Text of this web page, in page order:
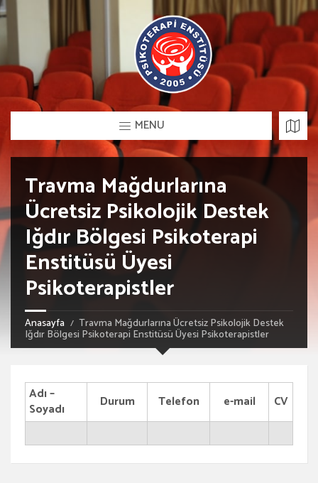
MENU
Travma Mağdurlarına
Ücretsiz Psikolojik Destek
Iğdır Bölgesi Psikoterapi
Enstitüsü Üyesi
Psikoterapistler
Anasayfa Travma Mağdurlarına Ücretsiz Psikolojik Destek
Iğdır Bölgesi Psikoterapi Enstitüsü Üyesi Psikoterapistler
Adı –
Soyadı
Durum Telefon e-mail CV